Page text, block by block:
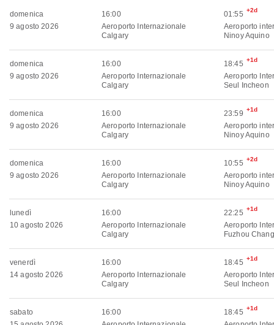
domenica
9 agosto 2026
16:00
Aeroporto Internazionale
Calgary
01:55 +2d
Aeroporto
Ninoy Aquino
domenica
9 agosto 2026
16:00
Aeroporto Internazionale
Calgary
18:45 +1d
Aeroporto
Seul Incheon
domenica
9 agosto 2026
16:00
Aeroporto Internazionale
Calgary
23:59 +1d
Aeroporto
Ninoy Aquino
domenica
9 agosto 2026
16:00
Aeroporto Internazionale
Calgary
10:55 +2d
Aeroporto
Ninoy Aquino
lunedì
10 agosto 2026
16:00
Aeroporto Internazionale
Calgary
22:25 +1d
Aeroporto
Fuzhou
venerdì
14 agosto 2026
16:00
Aeroporto Internazionale
Calgary
18:45 +1d
Aeroporto
Seul Incheon
sabato
16:00
18:45 +1d